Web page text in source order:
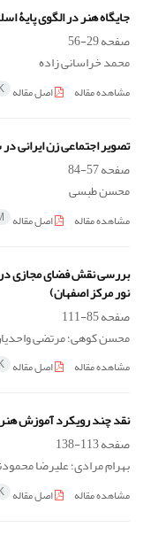
جایگاه هنر در الگوی پایۀ
صفحه29-56
محمد خراسانی زاده
مشاهده مقاله اصل مقاله
تصویر اجتماعی زن ایرانی
صفحه57-84
محسن طبسی
مشاهده مقاله اصل مقاله
بررسی نقش فضای مجازی در
نور مرکز اصفهان)
صفحه85-111
محسن کوهی؛ مرتضی
مشاهده مقاله اصل مقاله
نقد چند رویکرد آموزش هنر
صفحه113-138
بهرام مرادی؛ علیرضا
مشاهده مقاله اصل مقاله